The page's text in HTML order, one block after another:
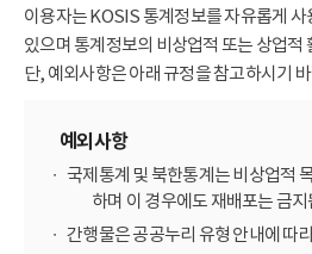
이용자는 KOSIS 통계정보를 자유롭게 사
있으며 통계정보의 비상업적 또는 상업적
단, 예외사항은 아래 규정을 참고하시기
예외사항
국제통계 및 북한통계는 비상업적
하며 이 경우에도 재배포는 금지
간행물은 공공누리 유형 안내에 따